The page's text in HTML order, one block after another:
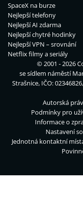
SpaceX na burze
Nejlepší telefony
Nejlepší AI zdarma
Nejlepší chytré hodinky
Nejlepší VPN – srovnání
Netflix filmy a seriály
© 2001 - 2026
se sídlem náměstí
Strašnice, IČO:
Autorská
Podmínky pro
Informace o
Nastavení
Jednotná kontaktní